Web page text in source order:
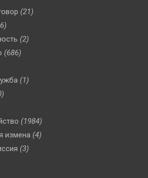
(21)
(2)
(686)
(1)
(1984)
измена (4)
(3)